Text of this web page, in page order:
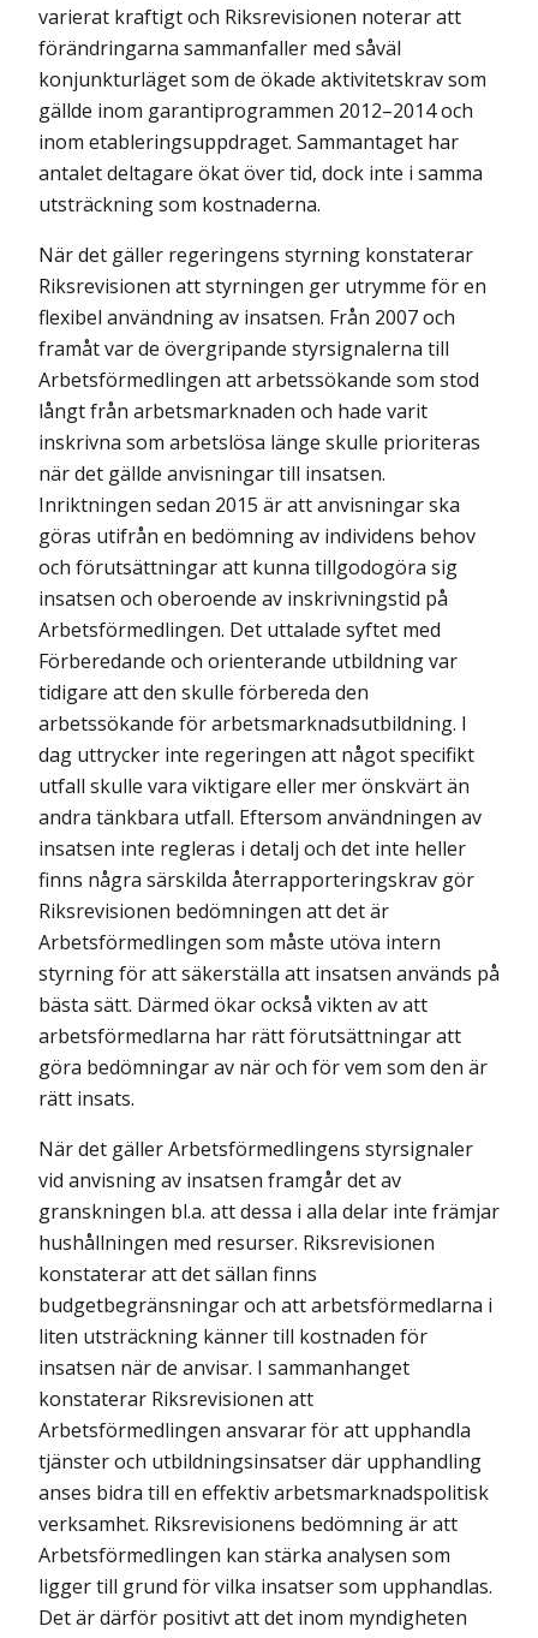
varierat kraftigt och Riksrevisionen noterar att
förändringarna sammanfaller med såväl
konjunktur­läget som de ökade aktivitetskrav som
gällde inom garanti­programmen 2012–2014 och
inom etableringsuppdraget. Sammantaget har
antalet deltagare ökat över tid, dock inte i samma
utsträckning som kostnaderna.
När det gäller regeringens styrning konstaterar
Riksrevisionen att styrningen ger utrymme för en
flexibel användning av insatsen. Från 2007 och
framåt var de övergripande styrsignalerna till
Arbetsförmedlingen att arbetssökande som stod
långt från arbetsmarknaden och hade varit
inskrivna som arbetslösa länge skulle prioriteras
när det gällde anvisningar till insatsen.
Inriktningen sedan 2015 är att anvisningar ska
göras utifrån en bedömning av individens behov
och förutsättningar att kunna tillgodogöra sig
insatsen och oberoende av inskrivningstid på
Arbetsförmedlingen. Det uttalade syftet med
Förberedande och orienterande utbildning var
tidigare att den skulle förbereda den
arbetssökande för arbetsmarknadsutbildning. I
dag uttrycker inte regeringen att något specifikt
utfall skulle vara viktigare eller mer önskvärt än
andra tänkbara utfall. Eftersom användningen av
insatsen inte regleras i detalj och det inte heller
finns några särskilda återrapporteringskrav gör
Riksrevisionen bedömningen att det är
Arbetsförmedlingen som måste utöva intern
styrning för att säkerställa att insatsen används på
bästa sätt. Därmed ökar också vikten av att
arbetsförmedlarna har rätt förutsättningar att
göra bedömningar av när och för vem som den är
rätt insats.
När det gäller Arbetsförmedlingens styrsignaler
vid anvisning av insatsen framgår det av
granskningen bl.a. att dessa i alla delar inte främjar
hus­hållningen med resurser. Riksrevisionen
konstaterar att det sällan finns
budgetbegränsningar och att arbetsförmedlarna i
liten utsträckning känner till kostnaden för
insatsen när de anvisar. I sammanhanget
konstaterar Riksrevisionen att
Arbetsförmedlingen ansvarar för att upphandla
tjänster och utbildningsinsatser där upphandling
anses bidra till en effektiv arbetsmarknadspolitisk
verksamhet. Riksrevisionens bedömning är att
Arbetsförmedlingen kan stärka analysen som
ligger till grund för vilka insatser som upphandlas.
Det är därför positivt att det inom myndigheten